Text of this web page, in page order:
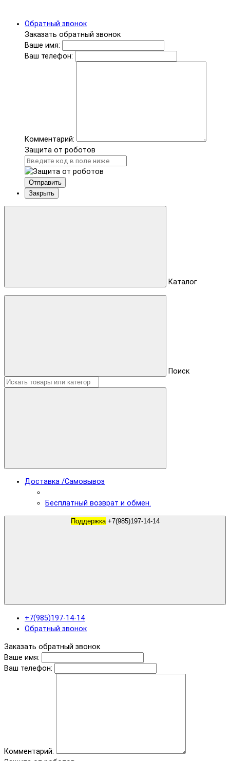
Обратный звонок
Заказать обратный звонок
Ваше имя:
Ваш телефон:
Комментарий:
Защита от роботов
Отправить
Закрыть
Каталог
Поиск
Доставка /Самовывоз
Бесплатный возврат и обмен.
Поддержка +7(985)197-14-14
+7(985)197-14-14
Обратный звонок
Заказать обратный звонок
Ваше имя:
Ваш телефон:
Комментарий: